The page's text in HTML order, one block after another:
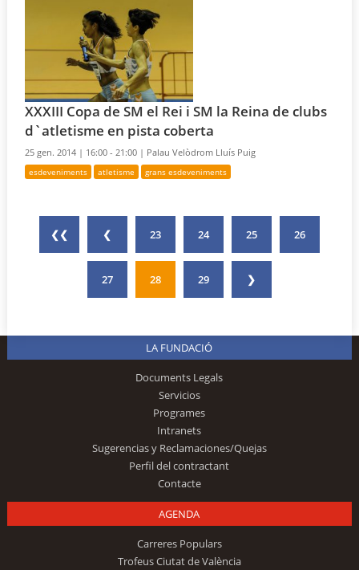
XXXIII Copa de SM el Rei i SM la Reina de clubs
d`atletisme en pista coberta
25 gen. 2014 | 16:00 - 21:00 | Palau Velòdrom Lluís Puig
esdeveniments atletisme grans esdeveniments
❮❮ ❮ 23 24 25 26
27 28 29 ❯
LA FUNDACIÓ
Documents Legals
Servicios
Programes
Intranets
Sugerencias y Reclamaciones/Quejas
Perfil del contractant
Contacte
AGENDA
Carreres Populars
Trofeus Ciutat de València